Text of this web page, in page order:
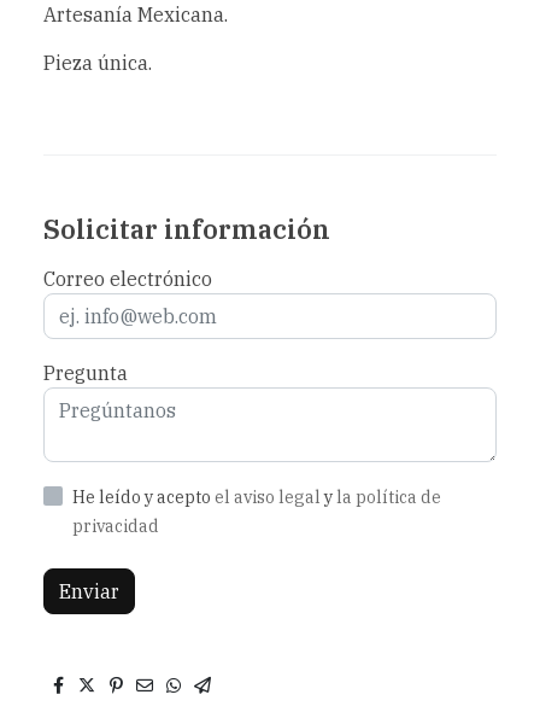
Artesanía Mexicana.
Pieza única.
Solicitar información
Correo electrónico
Pregunta
He leído y acepto el aviso legalyla política de
privacidad
Enviar